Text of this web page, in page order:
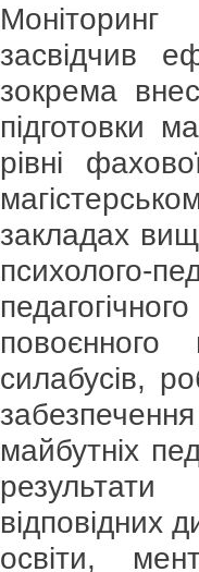
Моніторинг
засвідчив
зокрема
підготовки
рівні
закладах
психолого-
повоєнного
силабусів,
майбутніх
відповідних
освіти,